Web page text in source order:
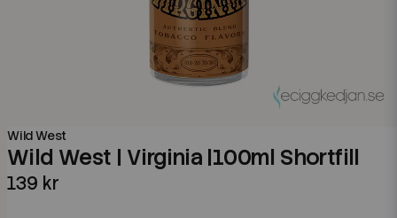
Wild West
Wild West | Virginia |100ml Shortfill
139 kr